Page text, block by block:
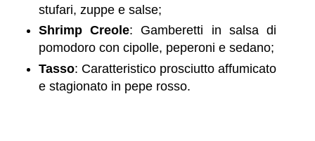
stufari, zuppe e salse;
Shrimp Creole: Gamberetti in salsa di
pomodoro con cipolle, peperoni e sedano;
Tasso: Caratteristico prosciutto affumicato
e stagionato in pepe rosso.